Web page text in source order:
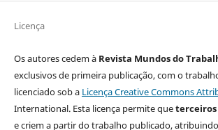
Licença
Os autores cedem à Revista Mundos do
exclusivos de primeira publicação, com o
licenciado sob a Licença Creative Commons
International. Esta licença permite queterceiros
e criem a partir do trabalho publicado,